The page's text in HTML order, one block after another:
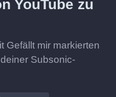
YouTube zu
Gefällt mir markierten
Subsonic-